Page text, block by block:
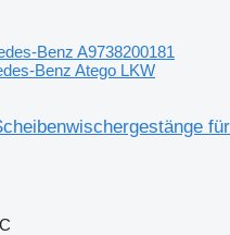
Benz A9738200181
Benz Atego LKW
für